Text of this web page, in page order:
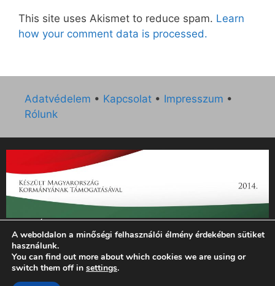
This site uses Akismet to reduce spam. Learn
how your comment data is processed.
Adatvédelem • Kapcsolat • Impresszum •
Rólunk
„Az Új Ember katolikus hetilap 2014. évi működésének
támogatását az EGYH-KCP-14-P-0121 sz. támogatási
szerződés keretében 3 000 000 Ft összegben támogatta az
Emberi Erőforrások Minisztériuma.”
A weboldalon a minőségi felhasználói élmény érdekében sütiket
használunk.
You can find out more about which cookies we are using or
switch them off in settings.